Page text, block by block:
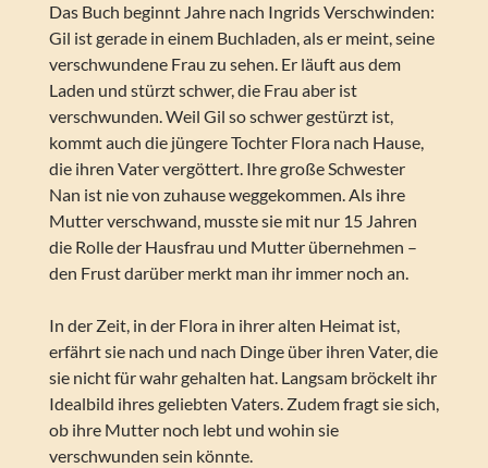
Das Buch beginnt Jahre nach Ingrids Verschwinden:
Gil ist gerade in einem Buchladen, als er meint, seine
verschwundene Frau zu sehen. Er läuft aus dem
Laden und stürzt schwer, die Frau aber ist
verschwunden. Weil Gil so schwer gestürzt ist,
kommt auch die jüngere Tochter Flora nach Hause,
die ihren Vater vergöttert. Ihre große Schwester
Nan ist nie von zuhause weggekommen. Als ihre
Mutter verschwand, musste sie mit nur 15 Jahren
die Rolle der Hausfrau und Mutter übernehmen –
den Frust darüber merkt man ihr immer noch an.
In der Zeit, in der Flora in ihrer alten Heimat ist,
erfährt sie nach und nach Dinge über ihren Vater, die
sie nicht für wahr gehalten hat. Langsam bröckelt ihr
Idealbild ihres geliebten Vaters. Zudem fragt sie sich,
ob ihre Mutter noch lebt und wohin sie
verschwunden sein könnte.